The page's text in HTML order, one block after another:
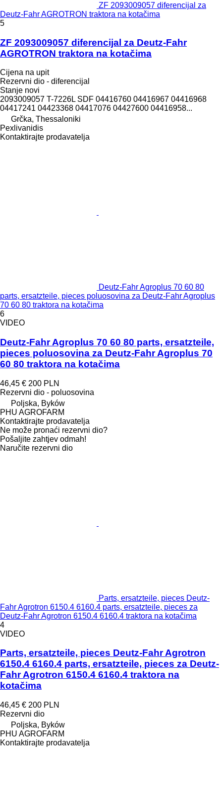
ZF 2093009057 diferencijal za
Deutz-Fahr AGROTRON traktora na kotačima
5
ZF 2093009057 diferencijal za Deutz-Fahr
AGROTRON traktora na kotačima
Cijena na upit
Rezervni dio - diferencijal
Stanje novi
2093009057 T-7226L SDF 04416760 04416967 04416968
04417241 04423368 04417076 04427600 04416958...
Grčka, Thessaloniki
Pexlivanidis
Kontaktirajte prodavatelja
Deutz-Fahr Agroplus 70 60 80
parts, ersatzteile, pieces poluosovina za Deutz-Fahr Agroplus
70 60 80 traktora na kotačima
6
VIDEO
Deutz-Fahr Agroplus 70 60 80 parts, ersatzteile,
pieces poluosovina za Deutz-Fahr Agroplus 70
60 80 traktora na kotačima
46,45 € 200 PLN
Rezervni dio - poluosovina
Poljska, Byków
PHU AGROFARM
Kontaktirajte prodavatelja
Ne može pronaći rezervni dio?
Pošaljite zahtjev odmah!
Naručite rezervni dio
Parts, ersatzteile, pieces Deutz-
Fahr Agrotron 6150.4 6160.4 parts, ersatzteile, pieces za
Deutz-Fahr Agrotron 6150.4 6160.4 traktora na kotačima
4
VIDEO
Parts, ersatzteile, pieces Deutz-Fahr Agrotron
6150.4 6160.4 parts, ersatzteile, pieces za Deutz-
Fahr Agrotron 6150.4 6160.4 traktora na
kotačima
46,45 € 200 PLN
Rezervni dio
Poljska, Byków
PHU AGROFARM
Kontaktirajte prodavatelja